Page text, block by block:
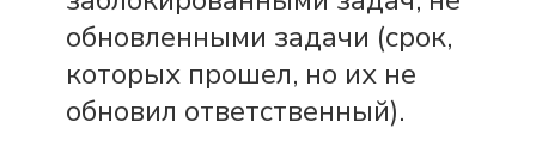
обновленными задачи (срок,
которых прошел, но их не
обновил ответственный).